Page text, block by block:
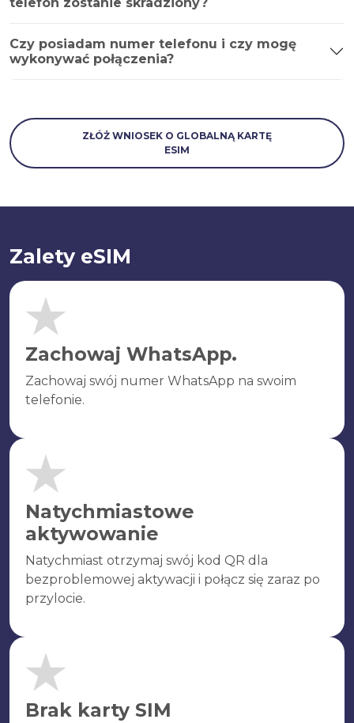
Czy posiadam numer telefonu i czy mogę
wykonywać połączenia?
ZŁÓŻ WNIOSEK O GLOBALNĄ KARTĘ
ESIM
Zalety eSIM
Zachowaj WhatsApp.
Zachowaj swój numer WhatsApp na swoim
telefonie.
Natychmiastowe
aktywowanie
Natychmiast otrzymaj swój kod QR dla
bezproblemowej aktywacji i połącz się zaraz po
przylocie.
Brak karty SIM